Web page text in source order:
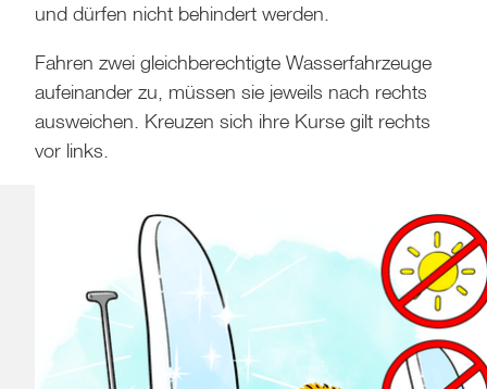
und dürfen nicht behindert werden.
Fahren zwei gleichberechtigte Wasserfahrzeuge
aufeinander zu, müssen sie jeweils nach rechts
ausweichen. Kreuzen sich ihre Kurse gilt rechts
vor links.